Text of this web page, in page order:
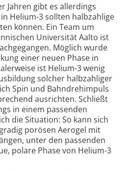
Jahren gibt es aller­dings
Helium-3 sollten halb­zahlige
können. Ein Team um
Univer­sität Aalto ist
Möglich wurde
einer neuen Phase in
ist Helium-3 wenig
solcher halb­zahliger
Spin und Bahn­drehimpuls
ausrichten. Schließt
in einem passenden
die Situation: So kann sich
porösen Aero­gel mit
unter den passenden
polare Phase von Helium-3